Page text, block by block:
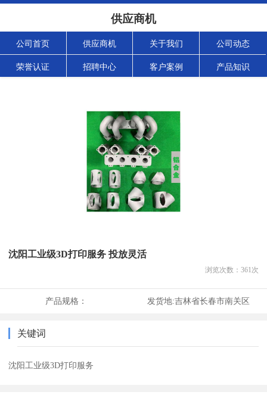
供应商机
公司首页 供应商机 关于我们 公司动态
荣誉认证 招聘中心 客户案例 产品知识
沈阳工业级3D打印服务 投放灵活
浏览次数： 361次
产品规格： 发货地:吉林省长春市南关区
关键词
沈阳工业级3D打印服务